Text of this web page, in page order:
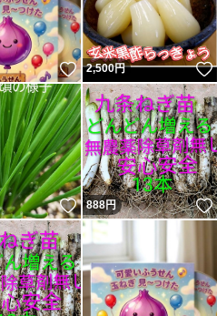
いいね！
2,500円
いいね！
888円